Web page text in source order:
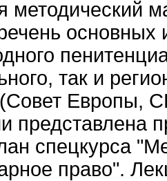
методический
основных
так и
Европы,
представлена
спецкурса
право".